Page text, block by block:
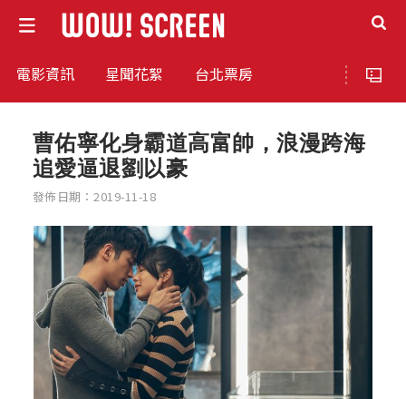
電影資訊 星聞花絮 台北票房
曹佑寧化身霸道高富帥，浪漫跨海
追愛逼退劉以豪
發佈日期：2019-11-18